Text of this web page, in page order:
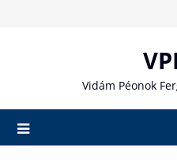
Vidám Péonok